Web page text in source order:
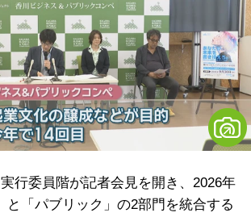
行委員階が記者会見を開き、2026年
と「パブリック」の2部門を統合する